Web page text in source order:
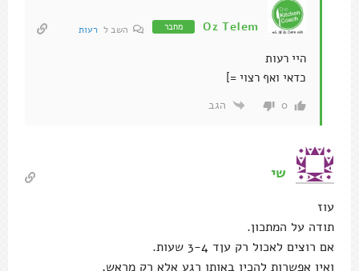
Oz Telem מחבר השב ל רעות
היי רעות
כדאי ואף רצוי =]
0 הגב
שי
עוז
תודה על המתכון.
אם רוצים לאכול רק עןד 3-4 שעות.
ואין אפשרות להכין באותו רגע אלא רק מראש,